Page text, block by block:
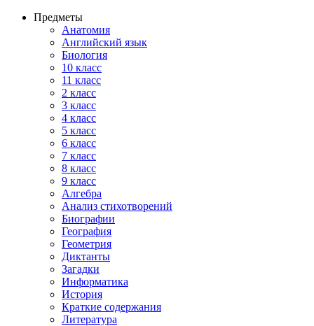
Предметы
Анатомия
Английский язык
Биология
10 класс
11 класс
2 класс
3 класс
4 класс
5 класс
6 класс
7 класс
8 класс
9 класс
Алгебра
Анализ стихотворений
Биографии
География
Геометрия
Диктанты
Загадки
Информатика
История
Краткие содержания
Литература